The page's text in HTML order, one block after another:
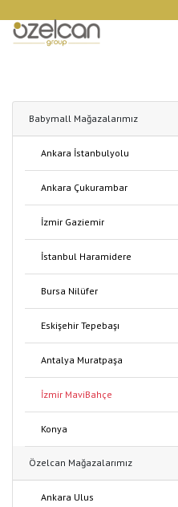
Babymall Mağazalarımız
Ankara İstanbulyolu
Ankara Çukurambar
İzmir Gaziemir
İstanbul Haramidere
Bursa Nilüfer
Eskişehir Tepebaşı
Antalya Muratpaşa
İzmir MaviBahçe
Konya
Özelcan Mağazalarımız
Ankara Ulus